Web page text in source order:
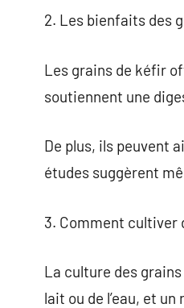
2. Les bienfaits des
Les grains de kéfir
soutiennent une
De plus, ils peuvent
études suggèrent
3. Comment cultiver
La culture des
lait ou de l’eau, et